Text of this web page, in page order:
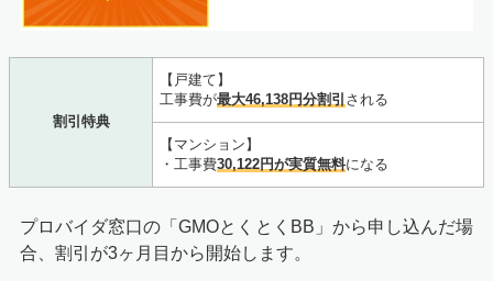
割引特典
【戸建て】
工事費が最大46,138円分割引 される
【マンション】
・工事費30,122円が実質無料になる
プロバイダ窓口の 「GMOとくとくBB」から申し込んだ場
合、割引が3ヶ月目から開始します。